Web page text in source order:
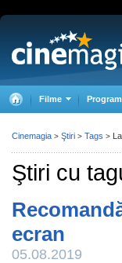
Filme
Ştiri cu
ecran
05.08.2019
Cinemagia > Ştiri > Tags >